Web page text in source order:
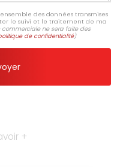
des données transmises
le suivi et le traitement de ma
commerciale ne sera faite des
de confidentialité)
+